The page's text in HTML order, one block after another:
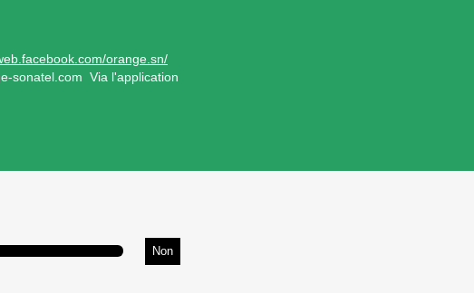
orange.sn/
sonatel.com Via l'application
Non